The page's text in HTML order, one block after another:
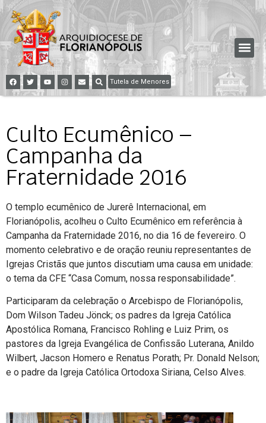
Tutela de Menores
Culto Ecumênico –
Campanha da
Fraternidade 2016
O templo ecumênico de Jurerê Internacional, em
Florianópolis, acolheu o Culto Ecumênico em referência à
Campanha da Fraternidade 2016, no dia 16 de fevereiro. O
momento celebrativo e de oração reuniu representantes de
Igrejas Cristãs que juntos discutiam uma causa em unidade:
o tema da CFE “Casa Comum, nossa responsabilidade”.
Participaram da celebração o Arcebispo de Florianópolis,
Dom Wilson Tadeu Jönck; os padres da Igreja Católica
Apostólica Romana, Francisco Rohling e Luiz Prim, os
pastores da Igreja Evangélica de Confissão Luterana, Anildo
Wilbert, Jacson Homero e Renatus Porath; Pr. Donald Nelson;
e o padre da Igreja Católica Ortodoxa Siriana, Celso Alves.